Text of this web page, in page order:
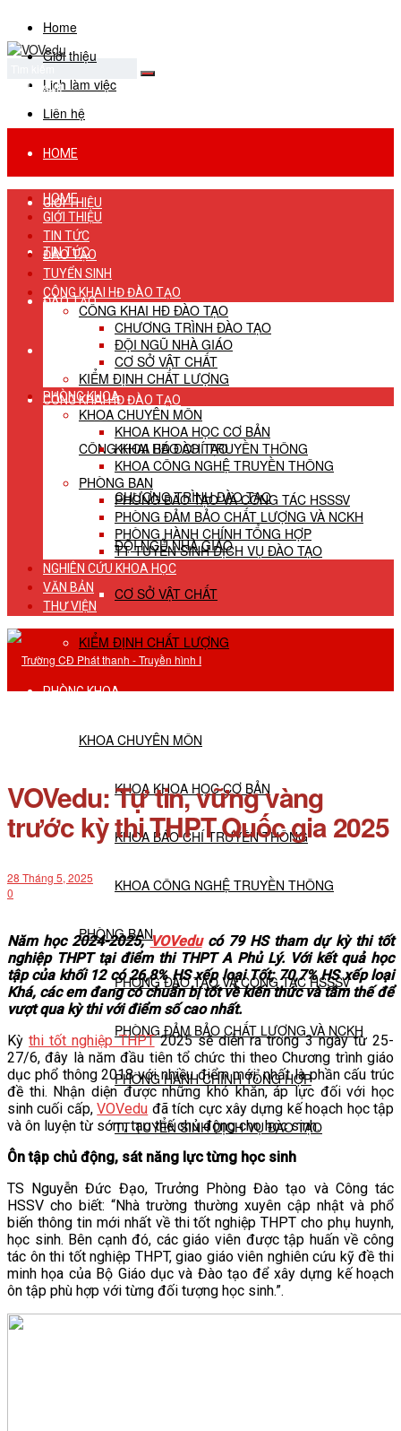
Home
Giới thiệu
Lịch làm việc
Liên hệ
No Result
View All Result
HOME
GIỚI THIỆU
TIN TỨC
ĐÀO TẠO
TUYỂN SINH
CÔNG KHAI HĐ ĐÀO TẠO
CÔNG KHAI HĐ ĐÀO TẠO
CHƯƠNG TRÌNH ĐÀO TẠO
ĐỘI NGŨ NHÀ GIÁO
CƠ SỞ VẬT CHẤT
KIỂM ĐỊNH CHẤT LƯỢNG
PHÒNG KHOA
KHOA CHUYÊN MÔN
KHOA KHOA HỌC CƠ BẢN
KHOA BÁO CHÍ TRUYỀN THÔNG
KHOA CÔNG NGHỆ TRUYỀN THÔNG
PHÒNG BAN
PHÒNG ĐÀO TẠO VÀ CÔNG TÁC HSSSV
PHÒNG ĐẢM BẢO CHẤT LƯỢNG VÀ NCKH
PHÒNG HÀNH CHÍNH TỔNG HỢP
TT TUYỂN SINH DỊCH VỤ ĐÀO TẠO
VĂN BẢN
THƯ VIỆN
HOME
GIỚI THIỆU
TIN TỨC
ĐÀO TẠO
TUYỂN SINH
CÔNG KHAI HĐ ĐÀO TẠO
CÔNG KHAI HĐ ĐÀO TẠO
CHƯƠNG TRÌNH ĐÀO TẠO
ĐỘI NGŨ NHÀ GIÁO
CƠ SỞ VẬT CHẤT
KIỂM ĐỊNH CHẤT LƯỢNG
PHÒNG KHOA
KHOA CHUYÊN MÔN
KHOA KHOA HỌC CƠ BẢN
KHOA BÁO CHÍ TRUYỀN THÔNG
KHOA CÔNG NGHỆ TRUYỀN THÔNG
PHÒNG BAN
PHÒNG ĐÀO TẠO VÀ CÔNG TÁC HSSSV
PHÒNG ĐẢM BẢO CHẤT LƯỢNG VÀ NCKH
PHÒNG HÀNH CHÍNH TỔNG HỢP
TT TUYỂN SINH DỊCH VỤ ĐÀO TẠO
NGHIÊN CỨU KHOA HỌC
VĂN BẢN
THƯ VIỆN
VOVedu: Tự tin, vững vàng
trước kỳ thi THPT Quốc gia 2025
28 Tháng 5, 2025
0
Năm học 2024-2025,VOVeducó 79 HS tham dự kỳ thi tốt
nghiệp THPT tại điểm thi THPT A Phủ Lý. Với kết quả học
tập của khối 12 có 26,8% HS xếp loại Tốt; 70,7% HS xếp loại
Khá, các em đang có chuẩn bị tốt về kiến thức và tâm thế để
vượt qua kỳ thi với điểm số cao nhất.
Kỳthi tốt nghiệp THPT2025 sẽ diễn ra trong 3 ngày từ 25-
27/6, đây là năm đầu tiên tổ chức thi theo Chương trình giáo
dục phổ thông 2018 với nhiều điểm mới, nhất là phần cấu trúc
đề thi. Nhận diện được những khó khăn, áp lực đối với học
sinh cuối cấp,VOVedu đã tích cực xây dựng kế hoạch học tập
và ôn luyện từ sớm, tạo thế chủ động cho học sinh.
Ôn tập chủ động, sát năng lực từng học sinh
TS Nguyễn Đức Đạo, Trưởng Phòng Đào tạo và Công tác
HSSV cho biết: “Nhà trường thường xuyên cập nhật và phổ
biến thông tin mới nhất về thi tốt nghiệp THPT cho phụ huynh,
học sinh. Bên cạnh đó, các giáo viên được tập huấn về công
tác ôn thi tốt nghiệp THPT, giao giáo viên nghiên cứu kỹ đề thi
minh họa của Bộ Giáo dục và Đào tạo để xây dựng kế hoạch
ôn tập phù hợp với từng đối tượng học sinh.”.